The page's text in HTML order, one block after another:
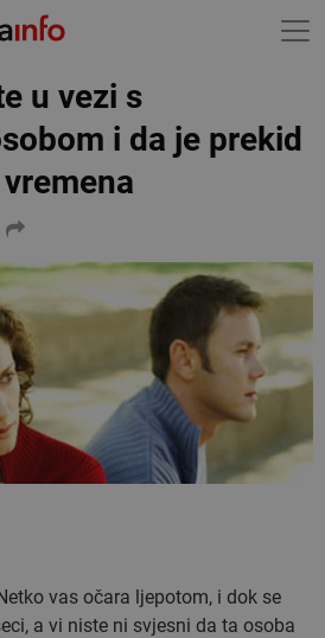
u vezi s
i da je prekid
vas očara ljepotom, i dok se
a vi niste ni svjesni da ta osoba